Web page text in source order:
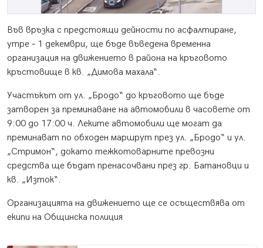
Във връзка с предстоящи дейности по асфалтиране,
утре – 1 декември, ще бъде въведена временна
организация на движението в района на кръговото
кръстовище в кв. „Димова махала“.
Участъкът от ул. „Бродо“ до кръговото ще бъде
затворен за преминаване на автомобили в часовете от
9:00 до 17:00 ч. Леките автомобили ще могат да
преминават по обходен маршрут през ул. „Бродо“ и ул.
„Стримон“, докато тежкотоварните превозни
средства ще бъдат пренасочвани през гр. Батановци и
кв. „Изток“.
Организацията на движението ще се осъществява от
екипи на Общинска полиция